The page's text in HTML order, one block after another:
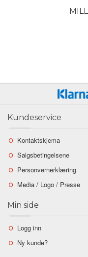
Kundeservice
Kontaktskjema
Salgsbetingelsene
Personvernerklæring
Media / Logo / Presse
Min side
Logg inn
Ny kunde?